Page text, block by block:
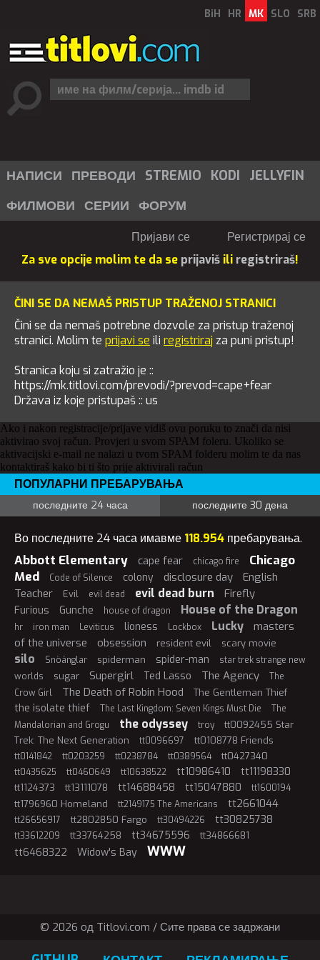
BiH HR MK SLO SRB
НАПИСИ ПРЕВОДИ STREMIO KODI
JELLYFIN
ФИЛМОВИ СЕРИИ ФОРУМ
Пријави се
Регистрирај се
Za sve opcije molim te da se prijaviš ili registriraš!
ČINI SE DA NEMAŠ PRISTUP TRAŽENOJ STRANICI
Čini se da nemaš potrebne dozvole za pristup traženoj
stranici. Molim te prijavi se ili registriraj za puni pristup!
Stranica koju si zatražio je ::
https://mk.titlovi.com/prevodi/?prevod=cape+fear
Država iz koje pristupaš :: us
Ako i nakon registracije/prijave vidiš ovu poruku to znači da nisi
aktivirao svoj račun. Provjeri u svom SPAM foleru. Ukoliko se
aktivacijski e-mail ne nalazi u tvom SPAM folderu molim te da nas
kontaktiraš kako bi ti što prije aktivirali račun
ПОПУЛАРНИ ПРЕБАРУВАЊА
последните 24 часа последните 30 дена
Во последните 24 часа имавме 118.954 пребарувања.
Abbott Elementary cape fear chicago fire
Chicago
Med
Code of Silence colony disclosure day
English
Teacher
Evil evil dead evil dead burn Firefly
Furious Gunche house of dragon House of the Dragon
hr iron man Leviticus lioness Lockbox Lucky
masters
of the universe
obsession resident evil scary movie
silo Snöänglar spiderman spider-man
star trek strange new
worlds
sugar Supergirl Ted Lasso The Agency
The
Crow Girl
The Death of Robin Hood The Gentleman Thief
the isolate thief The Last Kingdom: Seven Kings Must Die
The
Mandalorian and Grogu
the odyssey troy
tt0092455 Star
Trek: The Next Generation
tt0096697 tt0108778 Friends
tt0141842 tt0203259 tt0238784 tt0389564 tt0427340
tt0435625 tt0460649 tt10638522 tt10986410 tt11198330
tt1124373 tt13111078 tt14688458 tt15047880 tt1600194
tt1796960 Homeland tt2149175 The Americans tt2661044
tt26656917 tt2802850 Fargo tt30494226 tt30825738
tt33612209 tt33764258 tt34675596 tt34866681
tt6468322 Widow's Bay WWW
© 2026 oд Titlovi.com / Сите права се задржани